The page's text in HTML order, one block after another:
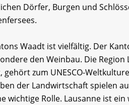
Dörfer, Burgen und
Waadt ist vielfältig. Der
den Weinbau. Die
gehört zum UNESCO-
der Landwirtschaft spielen
wichtige Rolle. Lausanne ist